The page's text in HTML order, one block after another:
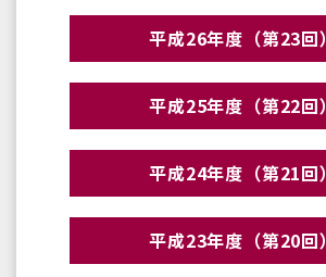
平成26年度（第23回）
平成25年度（第22回）
平成24年度（第21回）
平成23年度（第20回）